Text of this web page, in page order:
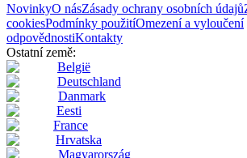
NovinkyO násZásady ochrany osobních údajů
cookiesPodmínky použitíOmezení a vyloučení
odpovědnostiKontakty
Ostatní země:
België
Deutschland
Danmark
Eesti
France
Hrvatska
Magyarország